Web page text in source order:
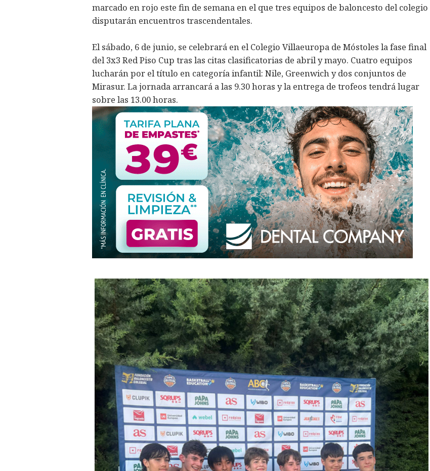
marcado en rojo este fin de semana en el que tres equipos de baloncesto del colegio
disputarán encuentros trascendentales.
El sábado, 6 de junio, se celebrará en el Colegio Villaeuropa de Móstoles la fase final
del 3x3 Red Piso Cup tras las citas clasificatorias de abril y mayo. Cuatro equipos
lucharán por el título en categoría infantil: Nile, Greenwich y dos conjuntos de
Mirasur. La jornada arrancará a las 9.30 horas y la entrega de trofeos tendrá lugar
sobre las 13.00 horas.